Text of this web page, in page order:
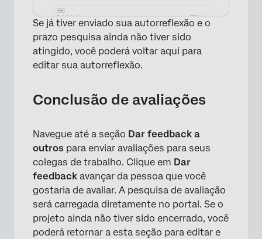
Se já tiver enviado sua autorreflexão e o
prazo pesquisa ainda não tiver sido
atingido, você poderá voltar aqui para
editar sua autorreflexão.
Conclusão de avaliações
Navegue até a seção Dar feedback a
outros para enviar avaliações para seus
colegas de trabalho. Clique em Dar
feedback avançar da pessoa que você
gostaria de avaliar. A pesquisa de avaliação
será carregada diretamente no portal. Se o
projeto ainda não tiver sido encerrado, você
poderá retornar a esta seção para editar e